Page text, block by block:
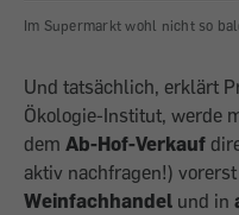
Im Supermarkt wohl nicht so
Und tatsächlich, erklärt
Ökologie-Institut, werde
dem Ab-Hof-Verkauf
aktiv nachfragen!)
Weinfachhandel und in